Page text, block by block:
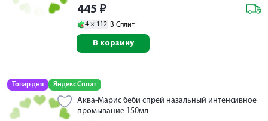
445 ₽
4 × 112 В Сплит
В корзину
Товар дня Яндекс Сплит
Аква-Марис беби спрей назальный интенсивное
промывание 150мл